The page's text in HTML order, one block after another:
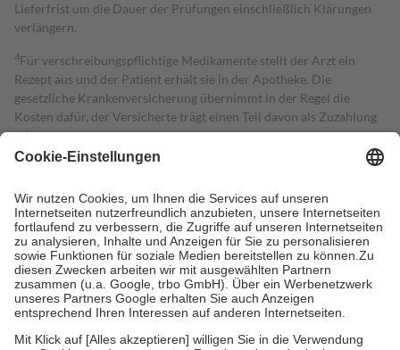
Lieferfrist um die Dauer der Prüfungen einschließlich Klärungen
verlängern.
4Für verschreibungspflichtige Medikamente stellt der Arzt ein
Rezept aus und der Patient erhält sie in der Apotheke. Die
gesetzliche Krankenversicherung übernimmt in der Regel die
Kosten dafür, der Versicherte trägt einen Teil davon als Zuzahlung
mit.
Grundsätzlich leisten Mitglieder Zuzahlungen in Höhe von zehn
höchstens zehn Euro.
Es sind jedoch nie mehr als die tatsächlichen
Kosten der Leistung zu entrichten.
Diese Regeln gelten grundsätzlich auch für Online-Apotheken.
Bei Heilmitteln und häuslicher Krankenpflege beträgt die
Zuzahlung zehn Prozent der Kosten sowie zehn Euro je
Verordnung.
Um das Engagement der Versicherten für ihre eigene Gesundheit zu
stärken und die besondere Stellung der Familie zu unterstützen,
fallenkeine Zuzahlungenan bei: